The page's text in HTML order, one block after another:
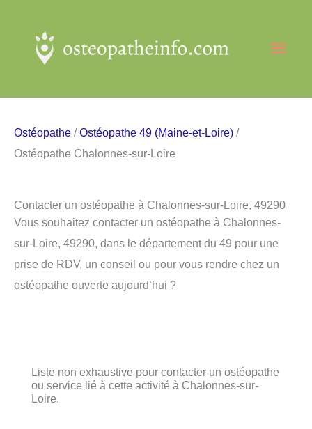
contenu
Ostéopathe /Ostéopathe 49 (Maine-et-Loire) /
Ostéopathe Chalonnes-sur-Loire
Contacter un ostéopathe à Chalonnes-sur-Loire, 49290
Vous souhaitez contacter un ostéopathe à Chalonnes-
sur-Loire, 49290, dans le département du 49 pour une
prise de RDV, un conseil ou pour vous rendre chez un
ostéopathe ouverte aujourd’hui ?
Liste non exhaustive pour contacter un ostéopathe
ou service lié à cette activité à Chalonnes-sur-
Loire.